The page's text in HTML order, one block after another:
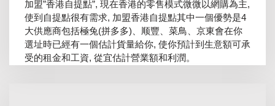
加盟”香港自提點”, 現在香港的零售模式微微以網購為主,
使到自提點很有需求, 加盟香港自提點其中一個優勢是4
大供應商包括極兔(拼多多)、顺豐、菜鳥、京東會在你
選址時已經有一個估計貨量給你, 使你預計到生意額可承
受的租金和工資, 從宜估計營業額和利潤。